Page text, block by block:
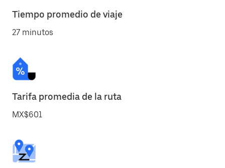
Tiempo promedio de viaje
27 minutos
Tarifa promedia de la ruta
MX$601